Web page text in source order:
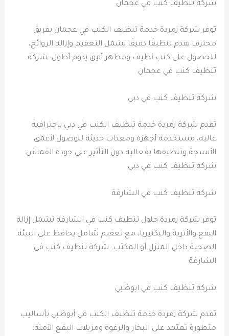
شركة تنظيف كنب في عجمان
توفر شركة زمردة خدمة تنظيف الكنب في عجمان بفريق
محترف يقدم تنظيفًا دقيقًا يشمل التعقيم وإزالة الروائح،
للحصول على كنب نظيف ومظهر أنيق يدوم أطول. شركة
تنظيف كنب في عجمان
شركة تنظيف كنب في دبي
تقدم شركة زمردة خدمة تنظيف الكنب في دبي باحترافية
عالية، مستخدمة أجهزة ومعدات حديثة للوصول لأعمق
الأنسجة وتنظيفها بفعالية دون التأثير على جودة القماش.
شركة تنظيف كنب في دبي
شركة تنظيف كنب في الشارقة
توفر شركة زمردة حلول تنظيف كنب في الشارقة تشمل إزالة
البقع والأتربة والبكتيريا، مع تعقيم شامل يحافظ على البيئة
الصحية داخل المنزل أو المكتب. شركة تنظيف كنب في
الشارقة
شركة تنظيف كنب في ابوظبي
تقدم شركة زمردة خدمة تنظيف الكنب في أبوظبي بأساليب
متطورة تعتمد على البخار والرغوة ومزيلات البقع الآمنة،